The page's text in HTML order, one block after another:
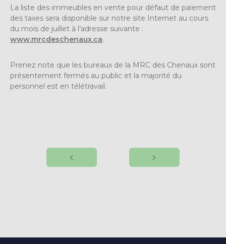
La liste des immeubles en vente pour défaut de paiement
des taxes sera disponible sur notre site Internet au cours
du mois de juillet à l’adresse suivante :
www.mrcdeschenaux.ca.
Prenez note que les bureaux de la MRC des Chenaux sont
présentement fermés au public et la majorité du
personnel est en télétravail.